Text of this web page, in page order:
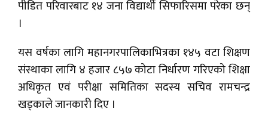
पीडित परिवारबाट १४ जना विद्यार्थी सिफारिसमा परेका छन्
।
यस वर्षका लागि महानगरपालिकाभित्रका १४५ वटा शिक्षण
संस्थाका लागि ४ हजार ८५७ कोटा निर्धारण गरिएको शिक्षा
अधिकृत एवं परीक्षा समितिका सदस्य सचिव रामचन्द्र
खड्काले जानकारी दिए ।